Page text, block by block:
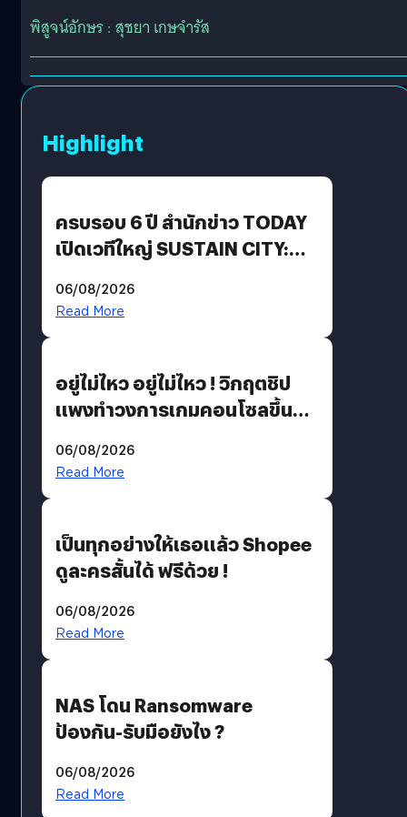
พิสูจน์อักษร : สุชยา เกษจำรัส
Highlight
ครบรอบ 6 ปี สำนักข่าว TODAY
เปิดเวทีใหญ่ SUSTAIN CITY:
แนวทางปรับตัวสู่เศรษฐกิจสี
06/08/2026
Read More
อยู่ไม่ไหว อยู่ไม่ไหว ! วิกฤตชิป
แพงทำวงการเกมคอนโซลขึ้น
?
06/08/2026
Read More
เป็นทุกอย่างให้เธอแล้ว Shopee
ดูละครสั้นได้ ฟรีด้วย !
06/08/2026
Read More
NAS โดน Ransomware
ป้องกัน-รับมือยังไง ?
06/08/2026
Read More